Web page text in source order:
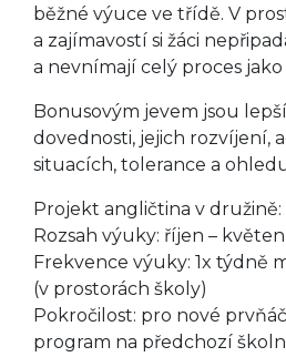
běžné výuce ve třídě. V
a zajímavostí si žáci
a nevnímají celý proces
Bonusovým jevem jsou
dovednosti, jejich rozvíjení,
situacích, tolerance a
Projekt angličtina v družině:
Rozsah výuky: říjen – květen
Frekvence výuky: 1x týdně
(v prostorách školy)
Pokročilost: pro nové
program na předchozí